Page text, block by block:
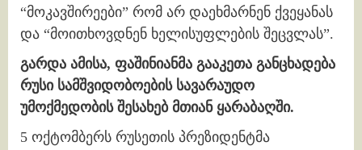
“მოკავშირეები” რომ არ დაეხმარნენ ქვეყანას
და “მოითხოვდნენ ხელისუფლების შეცვლას”.
გარდა ამისა, ფაშინიანმა გააკეთა განცხადება
რუსი სამშვიდობოების სავარაუდო
უმოქმედობის შესახებ მთიან ყარაბაღში.
5 ოქტომბერს რუსეთის პრეზიდენტმა